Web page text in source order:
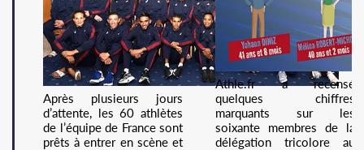
Après plusieurs jours
d’attente, les 60 athlètes
de l’équipe de France sont
prêts à entrer en scène et
Athle.fr a recensé
quelques chiffres
marquants sur les
soixante membres de la
délégation tricolore au